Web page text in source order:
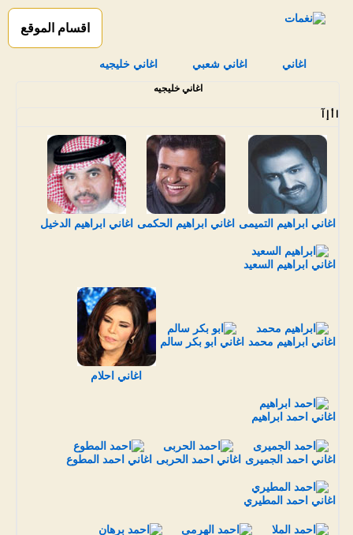
اقسام الموقع
اغاني اغاني شعبي اغاني خليجيه
اغاني خليجيه
اغاني ابراهيم التميمى اغاني ابراهيم الحكمى اغاني ابراهيم الدخيل
اغاني ابراهيم السعيد
اغاني ابراهيم محمد اغاني ابو بكر سالم
اغاني احلام
اغاني احمد ابراهيم
اغاني احمد الجميرى اغاني احمد الحربى اغاني احمد المطوع
اغاني احمد المطيري